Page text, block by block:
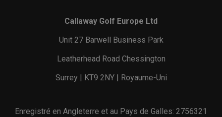
Callaway Golf Europe Ltd
Unit 27 Barwell Business Park
Leatherhead Road Chessington
Surrey | KT9 2NY | Royaume-Uni
Enregistré en Angleterre et au Pays de Galles: 2756321